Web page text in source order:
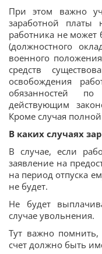
При этом важно
заработной
работника не
(должностного
военного
средств
освобождения
обязанностей
действующим
Кроме случая
В каких случаях
В случае, если
заявление на
на период отпуска
не будет.
Не будет
случае увольнения.
Тут важно помнить,
счет должно быть